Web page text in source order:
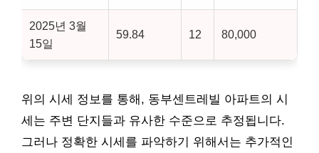
2025년 3월
15일
59.84 12 80,000
위의 시세 정보를 통해, 동부센트레빌 아파트의 시
세는 주변 단지들과 유사한 수준으로 추정됩니다.
그러나 정확한 시세를 파악하기 위해서는 추가적인